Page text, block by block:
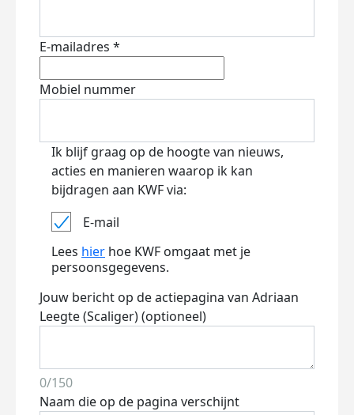
E-mailadres *
Mobiel nummer
Ik blijf graag op de hoogte van nieuws,
acties en manieren waarop ik kan
bijdragen aan KWF via:
E-mail
Lees hier hoe KWF omgaat met je
persoonsgegevens.
Jouw bericht op de actiepagina van Adriaan
Leegte (Scaliger) (optioneel)
0/150
Naam die op de pagina verschijnt